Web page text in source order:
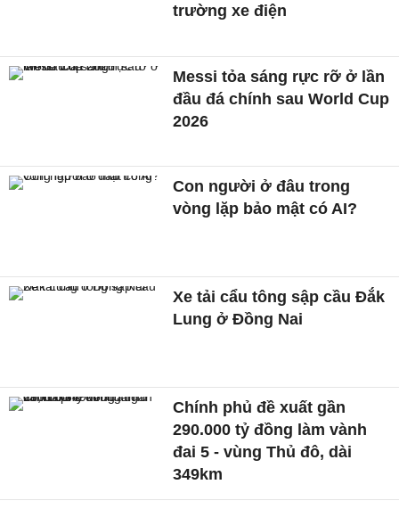
trường xe điện
Messi tỏa sáng rực rỡ ở lần
đầu đá chính sau World Cup
2026
Con người ở đâu trong
vòng lặp bảo mật có AI?
Xe tải cẩu tông sập cầu Đắk
Lung ở Đồng Nai
Chính phủ đề xuất gần
290.000 tỷ đồng làm vành
đai 5 - vùng Thủ đô, dài
349km